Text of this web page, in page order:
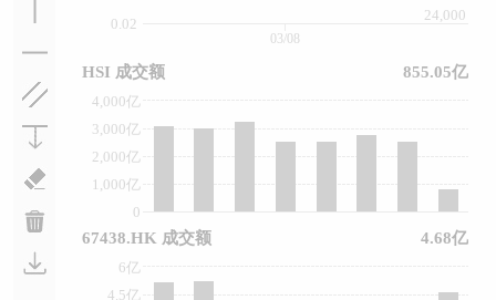
0.02
24,000
0
1,000亿
2,000亿
3,000亿
4,000亿
4.5亿
6亿
03/08
HSI 成交额 855.05亿
67438.HK 成交额 4.68亿